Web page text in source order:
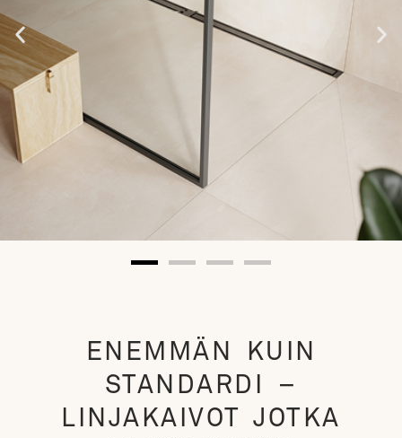
Persoonallinen HighLine
Colour
ENEMMÄN KUIN
STANDARDI –
LINJAKAIVOT JOTKA